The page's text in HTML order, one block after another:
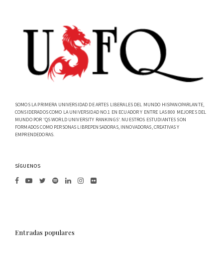
SOMOS LA PRIMERA UNIVERSIDAD DE ARTES LIBERALES DEL MUNDO HISPANOPARLANTE,
CONSIDERADOS COMO LA UNIVERSIDAD NO.1 EN ECUADOR Y ENTRE LAS 800 MEJORES DEL
MUNDO POR 'QS WORLD UNIVERSITY RANKINGS'. NUESTROS ESTUDIANTES SON
FORMADOS COMO PERSONAS LIBREPENSADORAS, INNOVADORAS, CREATIVAS Y
EMPRENDEDORAS.
SÍGUENOS
Entradas populares